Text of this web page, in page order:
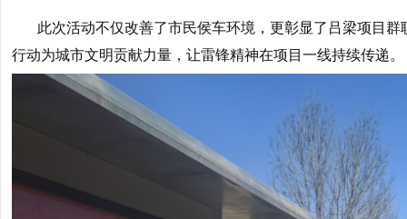
此次活动不仅改善了市民侯车环境，更彰显了吕梁项目群
行动为城市文明贡献力量，让雷锋精神在项目一线持续传递。